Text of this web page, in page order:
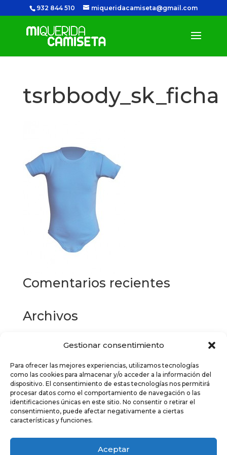
Gestionar consentimiento
Para ofrecer las mejores experiencias, utilizamos tecnologías
como las cookies para almacenar y/o acceder a la información del
dispositivo. El consentimiento de estas tecnologías nos permitirá
procesar datos como el comportamiento de navegación o las
identificaciones únicas en este sitio. No consentir o retirar el
consentimiento, puede afectar negativamente a ciertas
características y funciones.
Aceptar
932 844 510 miqueridacamiseta@gmail.com
tsrbbody_sk_ficha
Comentarios recientes
Archivos
Categorías
No hay categorías
Meta
Acceder
Feed de entradas
Feed de comentarios